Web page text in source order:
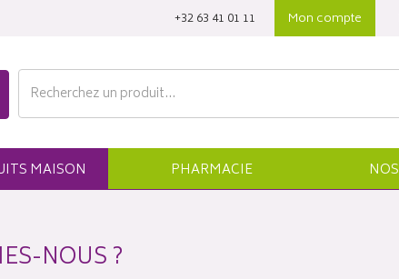
‭+32 63 41 01 11‬ Mon compte
MAISON PHARMACIE NOS
NOUS ?